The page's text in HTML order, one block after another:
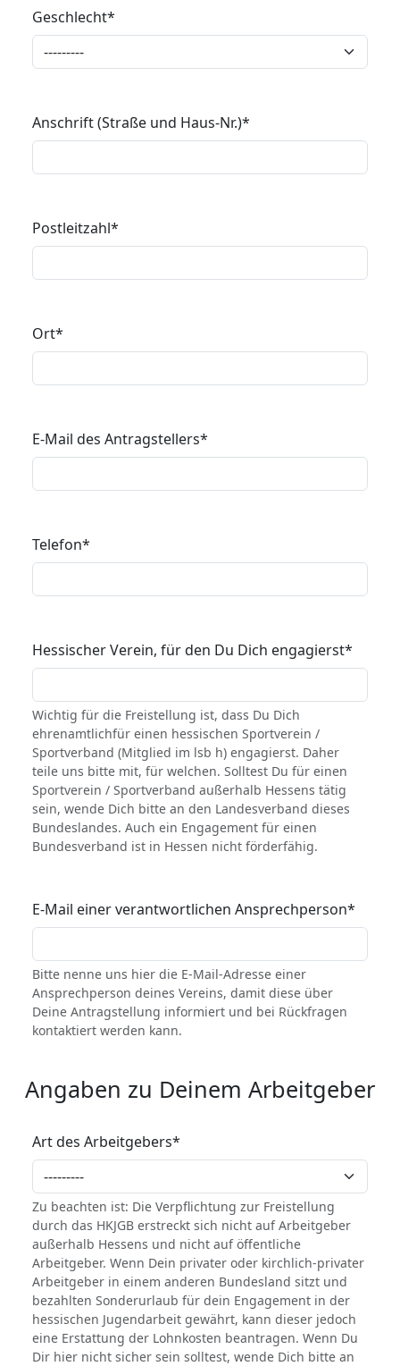
Geschlecht*
Anschrift (Straße und Haus-Nr.)*
Postleitzahl*
Ort*
E-Mail des Antragstellers*
Telefon*
Hessischer Verein, für den Du Dich engagierst*
Wichtig für die Freistellung ist, dass Du Dich
ehrenamtlichfür einen hessischen Sportverein /
Sportverband (Mitglied im lsb h) engagierst. Daher
teile uns bitte mit, für welchen. Solltest Du für einen
Sportverein / Sportverband außerhalb Hessens tätig
sein, wende Dich bitte an den Landesverband dieses
Bundeslandes. Auch ein Engagement für einen
Bundesverband ist in Hessen nicht förderfähig.
E-Mail einer verantwortlichen Ansprechperson*
Bitte nenne uns hier die E-Mail-Adresse einer
Ansprechperson deines Vereins, damit diese über
Deine Antragstellung informiert und bei Rückfragen
kontaktiert werden kann.
Angaben zu Deinem Arbeitgeber
Art des Arbeitgebers*
Zu beachten ist: Die Verpflichtung zur Freistellung
durch das HKJGB erstreckt sich nicht auf Arbeitgeber
außerhalb Hessens und nicht auf öffentliche
Arbeitgeber. Wenn Dein privater oder kirchlich-privater
Arbeitgeber in einem anderen Bundesland sitzt und
bezahlten Sonderurlaub für dein Engagement in der
hessischen Jugendarbeit gewährt, kann dieser jedoch
eine Erstattung der Lohnkosten beantragen. Wenn Du
Dir hier nicht sicher sein solltest, wende Dich bitte an